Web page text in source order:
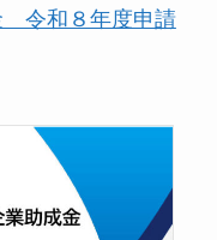
令和８年度申請